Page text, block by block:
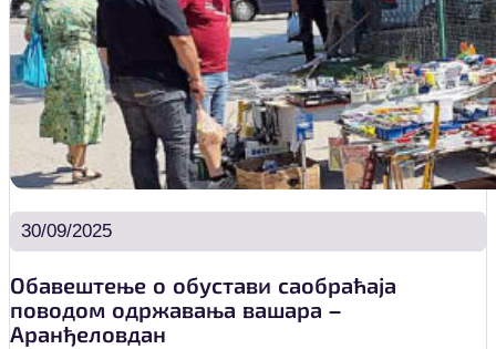
30/09/2025
Обавештење о обустави саобраћаја
поводом одржавања вашара –
Аранђеловдан